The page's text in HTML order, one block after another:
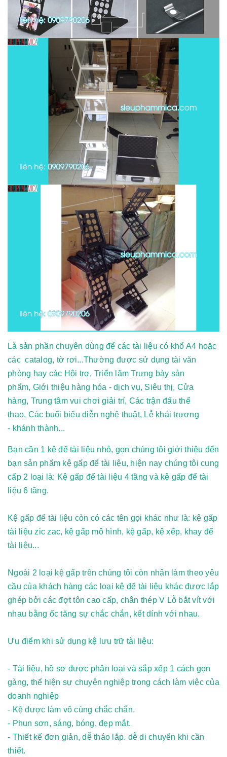
Là sản phần chuyên dùng để các tài liệu có khổ A4 hoặc
các catalog, tờ rơi...Thường được sử dụng tài văn
phòng hay các Hội trợ, Triển lãm Trưng bày sản
phẩm, Giới thiệu hàng hóa - dịch vụ, Siêu thị, Cửa
hàng, Trung tâm vui chơi giải trí, Các trận đấu thể
thao, Các buổi biểu diễn nghệ thuật, Lễ khái trương
- khánh thành...
Bạn cần 1 kệ để tài liệu nhỏ, gọn chúng tôi giới thiệu đến
bạn sản phẩm kệ gấp để tài liệu, hiện nay chúng tôi cung
cấp 2 loại là: Kệ gấp để tài liệu 4 tầng và kệ gấp để tài
liệu 6 tầng.
Kệ gấp để tài liệu còn có các tên gọi khác như là: kệ gấp
tài liệu zic zac, kệ gấp mô hình, kệ gấp, kệ xếp, khay để
tài liệu...
Ngoài 2 loại kệ gấp trên chúng tôi còn nhận làm theo yêu
cầu của khách hàng các loại kệ để tài liệu khác được lắp
ghép bởi các đợt tôn cao cấp, chân thép V Lỗ bắt vít với
nhau bằng ốc tăng sự chắc chắn, kết dính với nhau.
Ưu điểm khi sử dụng kệ lưu trữ tài liệu:
- Tài liệu, hồ sơ được phân loại và sắp xếp 1 cách gọn
gàng, thể hiện sự chuyên nghiệp trong cách làm việc của
doanh nghiệp
- Kệ được làm vô cùng chắc chắn.
- Phun sơn, sáng, bóng, đẹp mắt.
- Thiết kế đơn giản, dễ tháo lắp. dễ di chuyển khi cần
thiết.